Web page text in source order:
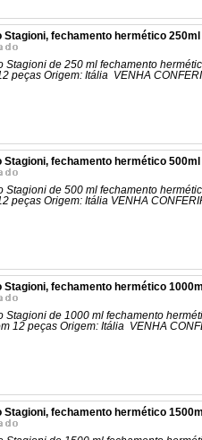
Stagioni, fechamento hermético 250ml
Stagioni de 250 ml fechamento
peças Origem: Itália VENHA
Stagioni, fechamento hermético 500ml
Stagioni de 500 ml fechamento
peças Origem: Itália VENHA
Stagioni, fechamento hermético 1000ml
Stagioni de 1000 ml fechamento
12 peças Origem: Itália VENHA
Stagioni, fechamento hermético 1500ml